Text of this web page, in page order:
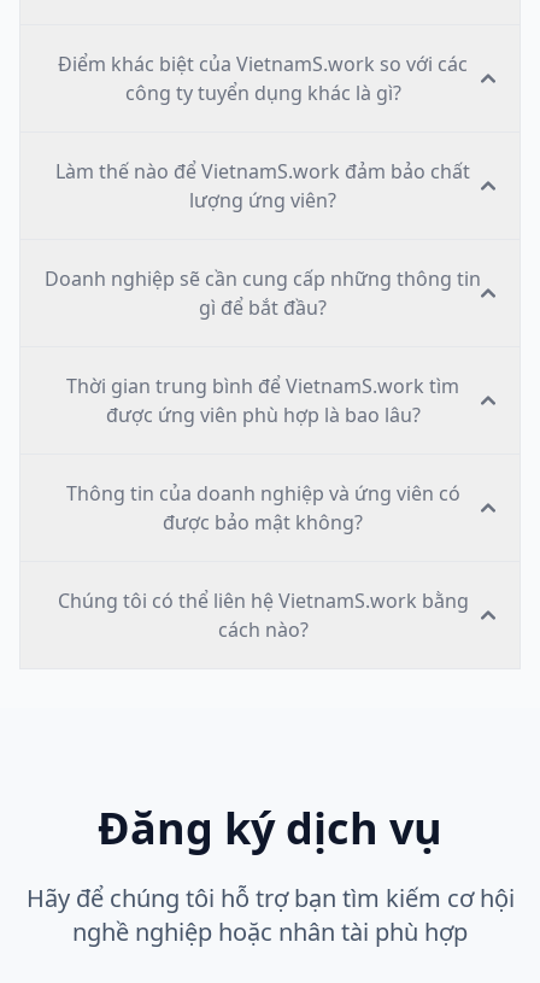
Điểm khác biệt của VietnamS.work so với các
công ty tuyển dụng khác là gì?
Làm thế nào để VietnamS.work đảm bảo chất
lượng ứng viên?
Doanh nghiệp sẽ cần cung cấp những thông tin
gì để bắt đầu?
Thời gian trung bình để VietnamS.work tìm
được ứng viên phù hợp là bao lâu?
Thông tin của doanh nghiệp và ứng viên có
được bảo mật không?
Chúng tôi có thể liên hệ VietnamS.work bằng
cách nào?
Đăng ký dịch vụ
Hãy để chúng tôi hỗ trợ bạn tìm kiếm cơ hội
nghề nghiệp hoặc nhân tài phù hợp